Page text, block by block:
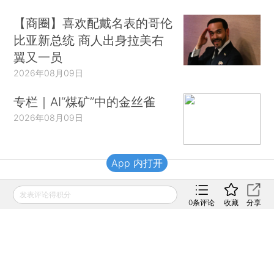
【商圈】喜欢配戴名表的哥伦
比亚新总统 商人出身拉美右
翼又一员
2026年08月09日
专栏｜AI“煤矿”中的金丝雀
2026年08月09日
财新移动
发表评论得积分
0条评论 收藏 分享
App 内打开